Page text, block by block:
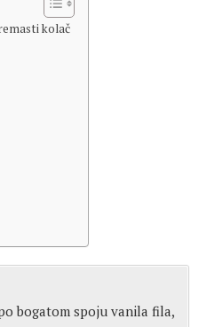
kolač
bogatom spoju vanila fila,